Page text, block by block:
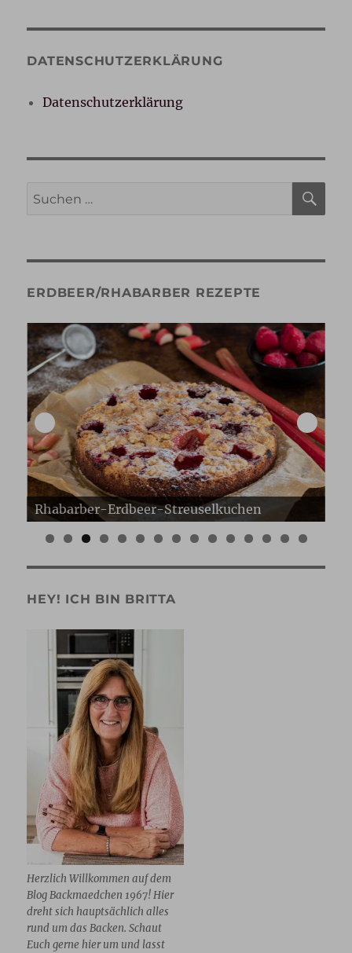
DATENSCHUTZERKLÄRUNG
Datenschutzerklärung
Suche
ERDBEER/RHABARBER REZEPTE
Erdbeer Gugelhupf
0 1 2 3 4 5
HEY! ICH BIN BRITTA
Herzlich Willkommen auf dem
Blog Backmaedchen 1967! Hier
dreht sich hauptsächlich alles
rund um das Backen. Schaut
Euch gerne hier um und lasst